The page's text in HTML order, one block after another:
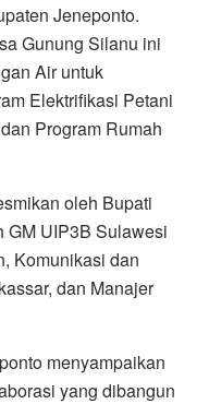
Jeneponto.
Gunung Silanu ini
Air untuk
Elektrifikasi Petani
Program Rumah
oleh Bupati
GM UIP3B Sulawesi
Komunikasi dan
dan Manajer
menyampaikan
yang dibangun